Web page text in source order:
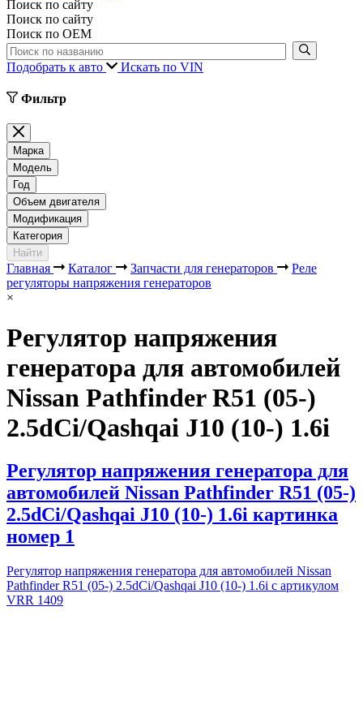
Поиск по сайту
Поиск по сайту
Поиск по ОЕМ
Подобрать к авто Искать по VIN
Фильтр
Марка
Модель
Год
Объем двигателя
Модификация
Категория
Найти
Главная Каталог Запчасти для генераторов
Реле
регуляторы напряжения генераторов
×
Регулятор напряжения
генератора для автомобилей
Nissan Pathfinder R51 (05-)
2.5dCi/Qashqai J10 (10-) 1.6i
Регулятор напряжения генератора для
автомобилей Nissan Pathfinder R51 (05-)
2.5dCi/Qashqai J10 (10-) 1.6i картинка
номер 1
Регулятор напряжения генератора для автомобилей Nissan
Pathfinder R51 (05-) 2.5dCi/Qashqai J10 (10-) 1.6i с артикулом
VRR 1409